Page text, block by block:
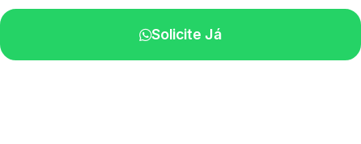
Solicite Já